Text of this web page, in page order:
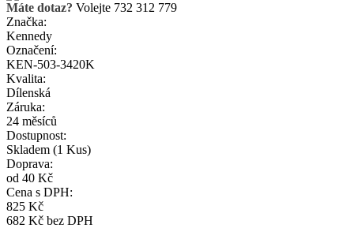
Máte dotaz? Volejte 732 312 779
Značka:
Kennedy
Označení:
KEN-503-3420K
Kvalita:
Dílenská
Záruka:
24 měsíců
Dostupnost:
Skladem (1 Kus)
Doprava:
od 40 Kč
Cena s DPH:
825 Kč
682 Kč bez DPH